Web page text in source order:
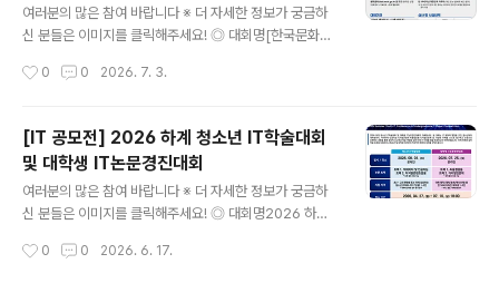
~ 11. 27. 발표 자료 제출○ 2026. 12.02. 2차 심사○ 2
026. 12월 중 시상식 진..
여러분의 많은 참여 바랍니다 ※ 더 자세한 정보가 궁금하
신 분들은 이미지를 클릭해주세요! ◎ 대회명[한국문화관
일정1. 참가신청 :2026. 07. 01.(수)~ 07.31(금)2. 결과물
:(1차) 10.01(목) / (2차) 12.10(목) ◎ 대회 주제1. 목적 :
문화체육관광 분야 통계를 활용한 이슈(ISSUE), 정책효과
분석 등 다양한 분석사례 발굴 및 대중적 데이터 분석 활용
성 제고2. 제목 :2026년 문화체육관광 통계 활용대회문화
체육관광 분야의 국가승인통계및 민간(카드 소비 등) 자료
◎ 활용 자료총..
0 0 2026. 7. 3.
[IT 공모전] 2026 하계 청소년 IT학술대회
및 대학생 IT논문경진대회
여러분의 많은 참여 바랍니다 ※ 더 자세한 정보가 궁금하
신 분들은 이미지를 클릭해주세요! ◎ 대회명2026 하계
열정을 가진 청소년부터 대학생까지, 빅데이터·인공지능·
0 0 2026. 6. 17.